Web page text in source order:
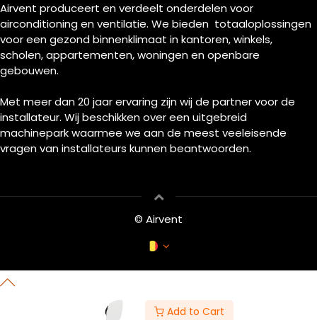
Add to Cart
Airvent produceert en verdeelt onderdelen voor
airconditioning en ventilatie. We bieden totaaloplossingen
voor een gezond binnenklimaat in kantoren, winkels,
scholen, appartementen, woningen en openbare
gebouwen.
Met meer dan 20 jaar ervaring zijn wij de partner voor de
installateur. Wij beschikken over een uitgebreid
machinepark waarmee we aan de meest veeleisende
vragen van installateurs kunnen beantwoorden.
© Airvent